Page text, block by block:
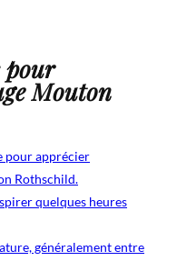
pour
Mouton
pour apprécier
Rothschild.
quelques heures
généralement entre